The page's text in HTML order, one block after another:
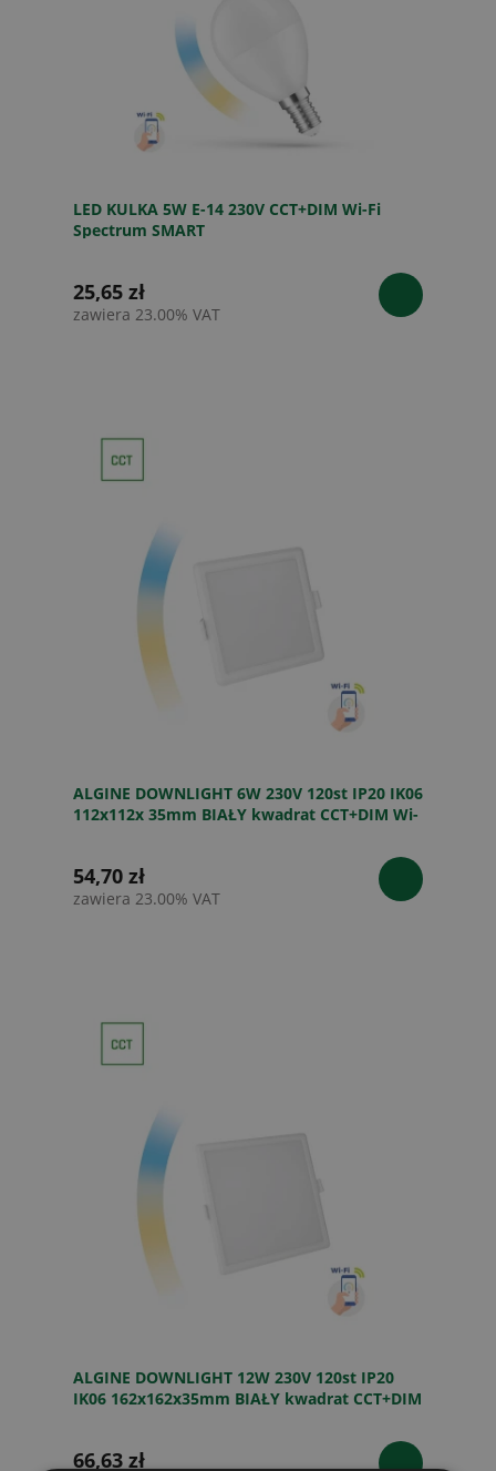
LED KULKA 5W E-14 230V CCT+DIM Wi-Fi
Spectrum SMART
25,65 zł
zawiera 23.00% VAT
ALGINE DOWNLIGHT 6W 230V 120st IP20 IK06
112x112x 35mm BIAŁY kwadrat CCT+DIM Wi-
54,70 zł
zawiera 23.00% VAT
ALGINE DOWNLIGHT 12W 230V 120st IP20
IK06 162x162x35mm BIAŁY kwadrat CCT+DIM
66,63 zł